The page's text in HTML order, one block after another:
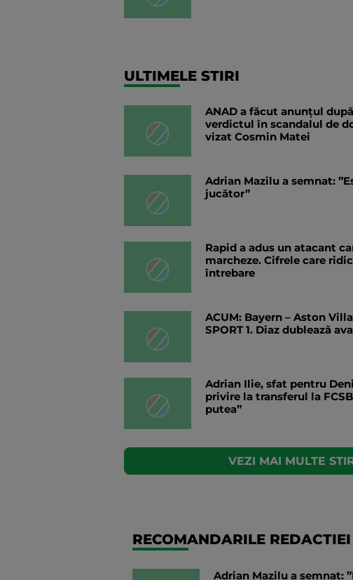
ULTIMELE STIRI
ANAD a făcut anunțul
verdictul în scandalul de
vizat Cosmin Matei
Adrian Mazilu a semnat:
jucător”
Rapid a adus un atacant
marcheze. Cifrele care
întrebare
ACUM: Bayern – Aston
SPORT 1. Diaz dublează
Adrian Ilie, sfat pentru
privire la transferul la
putea”
VEZI MAI MULTE
RECOMANDARILE REDACTIEI
Adrian Mazilu a semnat: